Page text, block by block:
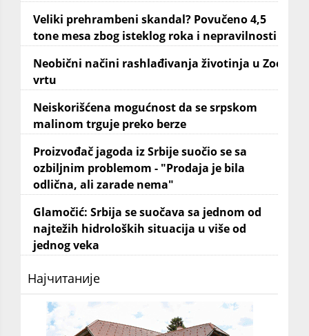
Veliki prehrambeni skandal? Povučeno 4,5
tone mesa zbog isteklog roka i nepravilnosti
Neobični načini rashlađivanja životinja u Zoo
vrtu
Neiskorišćena mogućnost da se srpskom
malinom trguje preko berze
Proizvođač jagoda iz Srbije suočio se sa
ozbiljnim problemom - "Prodaja je bila
odlična, ali zarade nema"
Glamočić: Srbija se suočava sa jednom od
najtežih hidroloških situacija u više od
jednog veka
Најчитаније